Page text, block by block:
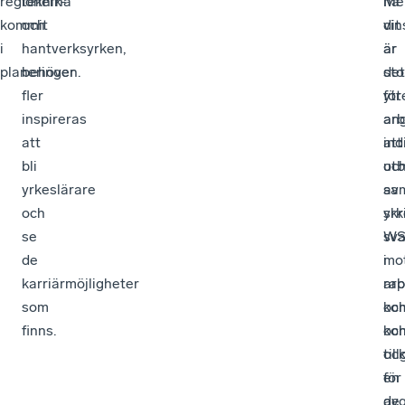
kommit
i
planeringen.
och
hantverksyrken,
behöver
fler
inspireras
att
bli
yrkeslärare
och
se
de
karriärmöjligheter
som
finns.
är
för
i
en
dit
är
det
att
av
för
de